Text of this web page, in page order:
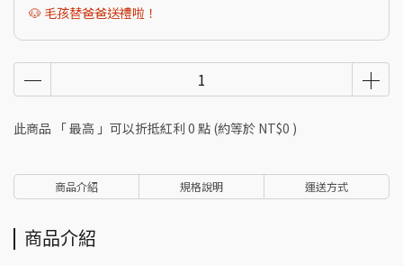
🐶 毛孩替爸爸送禮啦！
此商品 「 最高 」可以折抵紅利 0 點 (約等於 NT$0 )
商品介紹 規格說明 運送方式
商品介紹